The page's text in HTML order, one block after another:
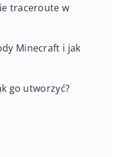
traceroute w
Minecraft i jak
go utworzyć?